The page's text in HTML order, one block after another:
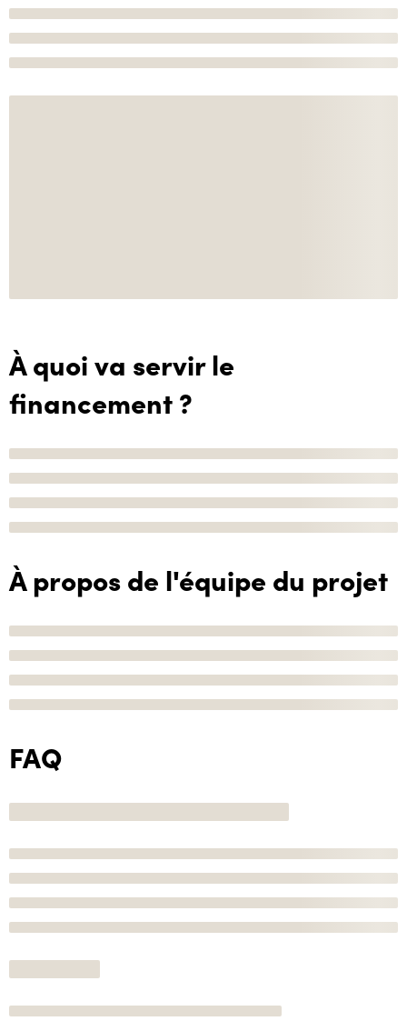
À quoi va servir le
financement ?
À propos de l'équipe du projet
FAQ